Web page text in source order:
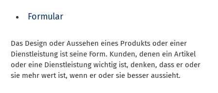
Formular
Das Design oder Aussehen eines Produkts oder einer
Dienstleistung ist seine Form. Kunden, denen ein Artikel
oder eine Dienstleistung wichtig ist, denken, dass er oder
sie mehr wert ist, wenn er oder sie besser aussieht.